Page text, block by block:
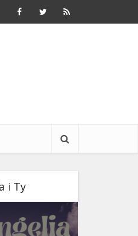
i Ty